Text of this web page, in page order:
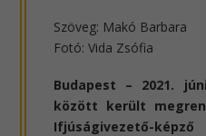
Szöveg: Makó Barbara
Fotó: Vida Zsófia
Budapest – 2021.
között került
Ifjúságivezető-